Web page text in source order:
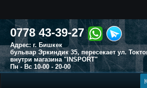
0778 43-39-27
Адрес: г. Бишкек
бульвар Эркиндик 35, пересекает ул.
внутри магазина "INSPORT"
Пн - Вс 10-00 - 20-00